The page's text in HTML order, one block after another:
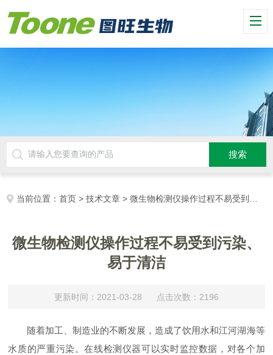
当前位置：首页 >技术文章 > 微生物检测仪操作过程不易受到污染、易于清洁
微生物检测仪操作过程不易受到污染、
易于清洁
更新时间：2021-03-28 点击次数：2196
随着加工、制造业的不断发展，造成了饮用水和江河湖海等
水质的严重污染。在线检测仪器可以实时监控数据，对各个加